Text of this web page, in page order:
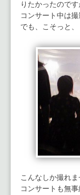
りたかったのです
コンサート中は撮
でも、こそっと、
こんなしか撮れま
コンサートも無